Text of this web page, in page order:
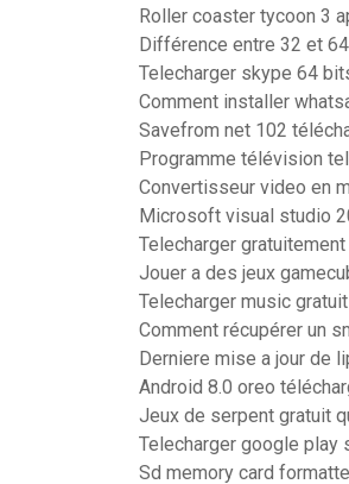
Roller coaster tycoon 3
Différence entre 32 et
Telecharger skype 64
Comment installer
Savefrom net 102
Programme télévision
Convertisseur video en
Microsoft visual studio
Telecharger
Jouer a des jeux
Telecharger music
Comment récupérer un
Derniere mise a jour de
Android 8.0 oreo
Jeux de serpent gratuit
Telecharger google play
Sd memory card